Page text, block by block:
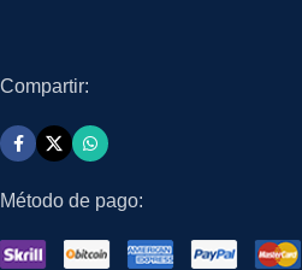
Compartir:
Método de pago: